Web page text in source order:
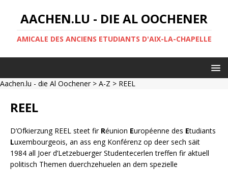
AACHEN.LU - DIE AL OOCHENER
AMICALE DES ANCIENS ETUDIANTS D'AIX-LA-CHAPELLE
Aachen.lu - die Al Oochener> A-Z > REEL
REEL
D’Ofkierzung REEL steet fir Réunion Européenne des Etudiants
Luxembourgeois, an ass eng Konférenz op deer sech säit
1984 all Joer d’Letzebuerger Studentecerlen treffen fir aktuell
politisch Themen duerchzehuelen an dem spezielle